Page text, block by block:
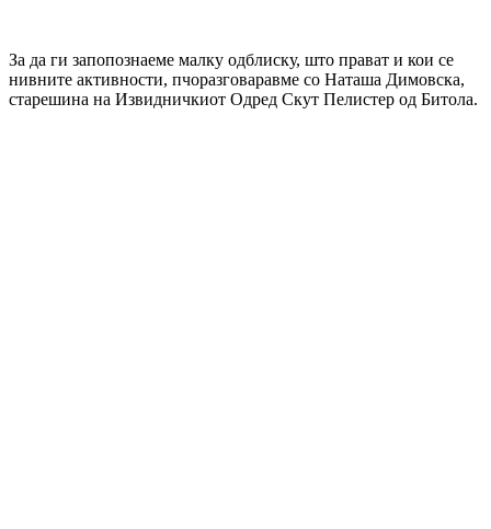
За да ги запопознаеме малку одблиску, што прават и кои се
нивните активности, пчоразговаравме со Наташа Димовска,
старешина на Извидничкиот Одред Скут Пелистер од Битола.